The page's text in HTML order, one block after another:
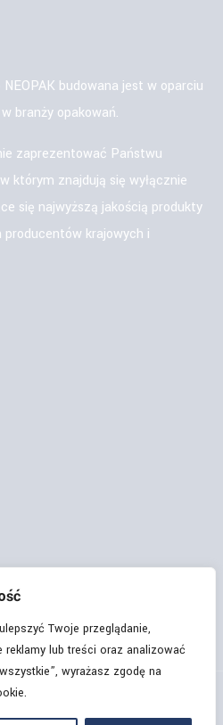
Twoje przeglądanie,
lub treści oraz analizować
wyrażasz zgodę na
budowana jest w oparciu
branży opakowań.
zaprezentować Państwu
którym znajdują się wyłącznie
się najwyższą jakością produkty
krajowych i
Sp. z o.o. | Wszelkie prawa